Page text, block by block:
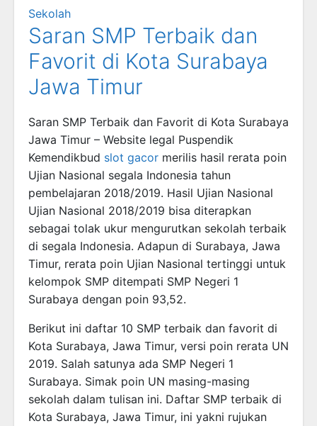
Sekolah
Saran SMP Terbaik dan
Favorit di Kota Surabaya
Jawa Timur
Saran SMP Terbaik dan Favorit di Kota Surabaya
Jawa Timur – Website legal Puspendik
Kemendikbud slot gacor merilis hasil rerata poin
Ujian Nasional segala Indonesia tahun
pembelajaran 2018/2019. Hasil Ujian Nasional
Ujian Nasional 2018/2019 bisa diterapkan
sebagai tolak ukur mengurutkan sekolah terbaik
di segala Indonesia. Adapun di Surabaya, Jawa
Timur, rerata poin Ujian Nasional tertinggi untuk
kelompok SMP ditempati SMP Negeri 1
Surabaya dengan poin 93,52.
Berikut ini daftar 10 SMP terbaik dan favorit di
Kota Surabaya, Jawa Timur, versi poin rerata UN
2019. Salah satunya ada SMP Negeri 1
Surabaya. Simak poin UN masing-masing
sekolah dalam tulisan ini. Daftar SMP terbaik di
Kota Surabaya, Jawa Timur, ini yakni rujukan